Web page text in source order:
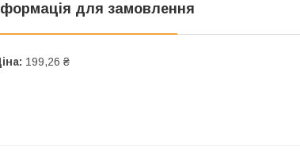
для замовлення
199,26 ₴